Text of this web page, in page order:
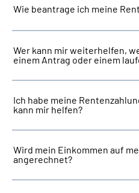
Mein
Wie beantrage ich meine
Wer kann mir weiterhelfen,
einem Antrag oder einem
Ich habe meine
kann mir helfen?
Wird mein Einkommen auf
angerechnet?